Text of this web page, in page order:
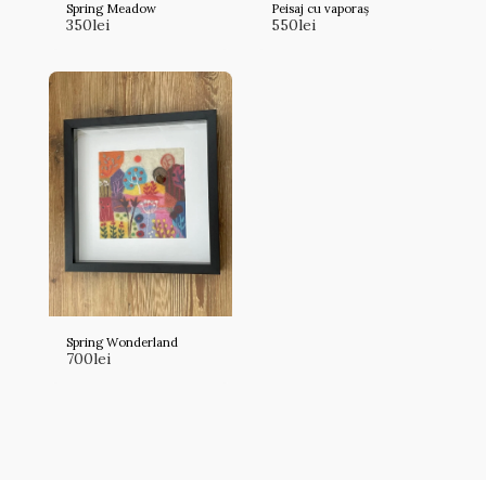
Spring Meadow
350lei
Peisaj cu vaporaș
550lei
Spring Wonderland
700lei